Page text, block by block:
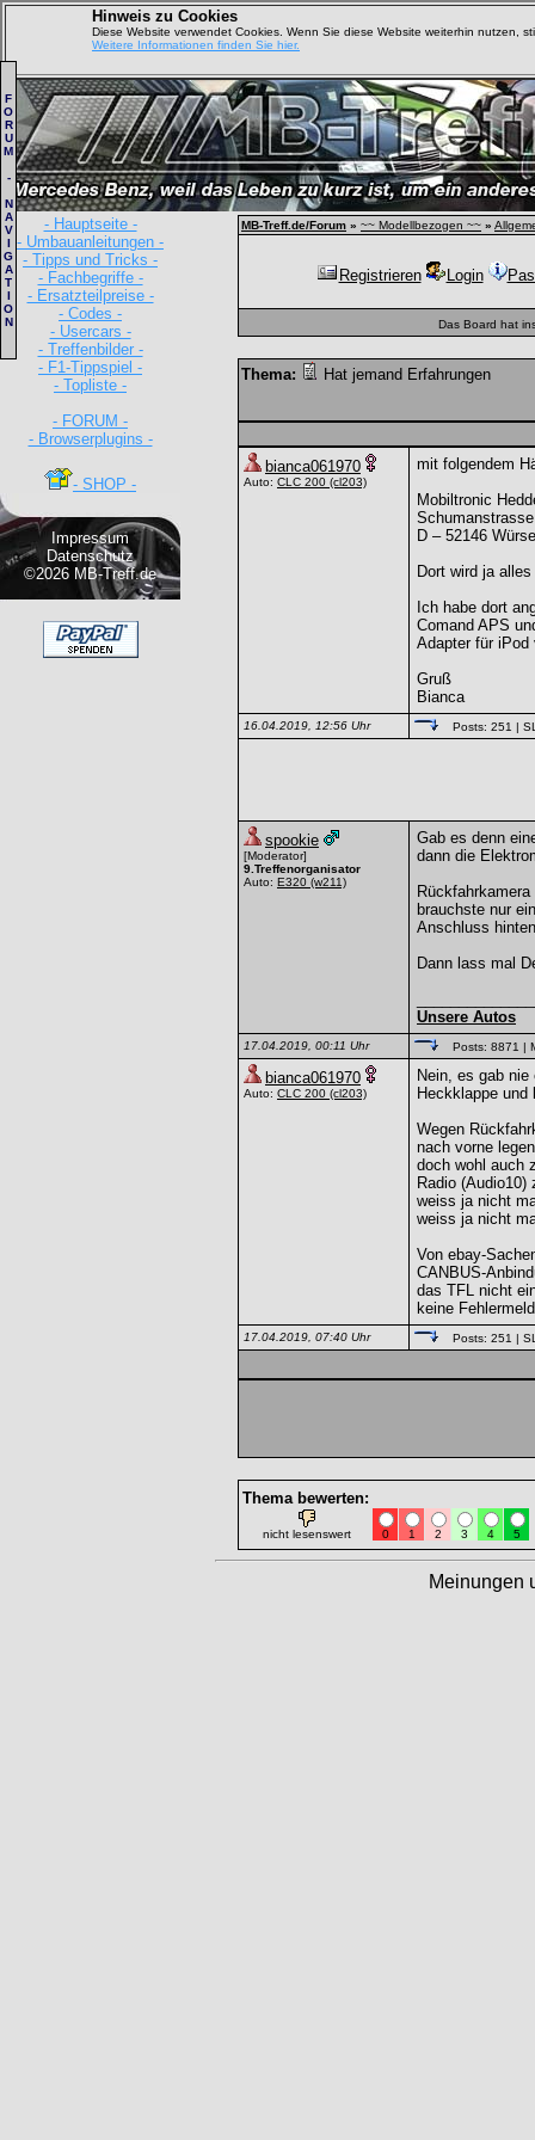
Hinweis zu Cookies
Diese Website verwendet Cookies. Wenn Sie diese Website weiterhin nutzen,
Weitere Informationen finden Sie hier.
- Hauptseite -
- Umbauanleitungen -
- Tipps und Tricks -
- Fachbegriffe -
- Ersatzteilpreise -
- Codes -
- Usercars -
- Treffenbilder -
- F1-Tippspiel -
- Topliste -
- FORUM -
- Browserplugins -
- SHOP -
Impressum
Datenschutz
©2026 MB-Treff.de
F
O
R
U
M
-
N
A
V
I
G
A
T
I
O
N
MB-Treff.de/Forum » ~~ Modellbezogen ~~ »
Registrieren Login
Das Board hat
Thema: Hat jemand Erfahrungen
bianca061970
Auto: CLC 200 (cl203)
mit folgendem
Mobiltronic
D – 52146
Dort wird ja
Ich habe dort
Comand APS
Adapter für
Gruß
Bianca
16.04.2019, 12:56 Uhr Posts: 251 |
spookie
[Moderator]
9.Treffenorganisator
Auto: E320 (w211)
Gab es denn
dann die
brauchste nur
Anschluss
Dann lass mal
Unsere Autos
17.04.2019, 00:11 Uhr Posts: 8871 |
bianca061970
Auto: CLC 200 (cl203)
Nein, es gab
Heckklappe
Wegen
nach vorne
doch wohl auch
Radio
weiss ja nicht
weiss ja nicht
Von ebay-
CANBUS-
das TFL nicht
keine
17.04.2019, 07:40 Uhr Posts: 251 |
Thema bewerten:
nicht lesenswert 0 1 2 3 4 5
Meinungen